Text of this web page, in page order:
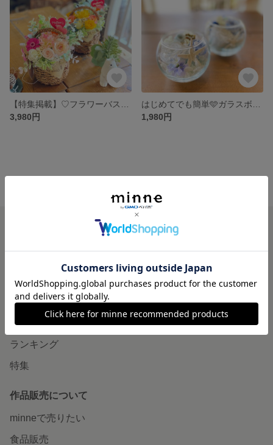
3,980円
1,980円
minneで買いたい
作品をさがす
ショップをさがす
ランキング
特集
作品販売について
minneで売りたい
食品販売